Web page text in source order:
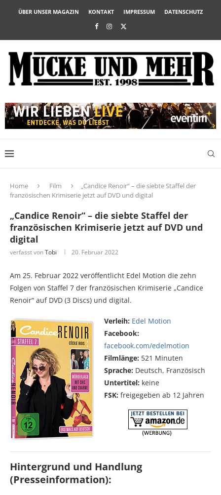
ÜBER UNSER MAGAZIN KONTAKT IMPRESSUM DATENSCHUTZ
Home Film
„Candice Renoir“ – die siebte Staffel der
französischen Krimiserie jetzt auf DVD und digital
„Candice Renoir“ – die siebte Staffel der
französischen Krimiserie jetzt auf DVD und
digital
verfasst vonTobi 20. Februar 2022
Am 25. Februar 2022 veröffentlicht Edel Motion die zehn
Folgen von Staffel 7 der französischen Krimiserie „Candice
Renoir“ auf DVD (3 Discs) und digital.
Verleih: Edel Motion
Facebook:
facebook.com/edelmotion
Filmlänge: 521 Minuten
Sprache: Deutsch, Französisch
Untertitel: keine
FSK: freigegeben ab 12 Jahren
Hintergrund und Handlung
(Presseinformation):